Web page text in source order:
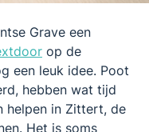
Grave een
op de
een leuk idee. Poot
hebben wat tijd
helpen in Zittert, de
Het is soms